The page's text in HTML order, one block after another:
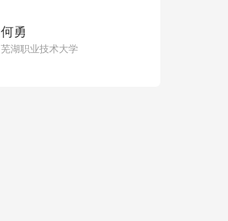
何勇
芜湖职业技术大学